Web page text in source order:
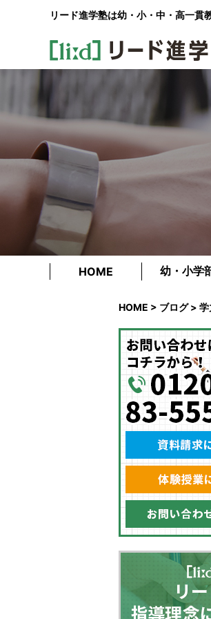
リード進学塾は幼・小・中・高一貫
HOME 幼・小学
HOME > ブログ> 学